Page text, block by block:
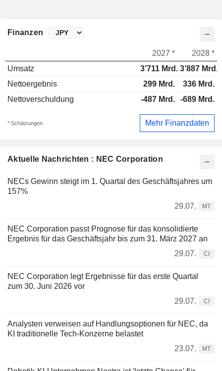
Aktuelle Nachrichten : NEC Corporation
NECs Gewinn steigt im 1. Quartal des Geschäftsjahres um
157%
29.07.
MT
NEC Corporation passt Prognose für das konsolidierte
Ergebnis für das Geschäftsjahr bis zum 31. März 2027 an
29.07.
CI
NEC Corporation legt Ergebnisse für das erste Quartal
zum 30. Juni 2026 vor
29.07.
CI
Analysten verweisen auf Handlungsoptionen für NEC, da
KI traditionelle Tech-Konzerne belastet
23.07.
MT
Finanzen
2027 *
2028 *
Umsatz
3’711 Mrd. 3’887 Mrd.
Nettoergebnis
299 Mrd.
336 Mrd.
Nettoverschuldung
-487 Mrd. -689 Mrd.
* Schätzungen Mehr Finanzdaten